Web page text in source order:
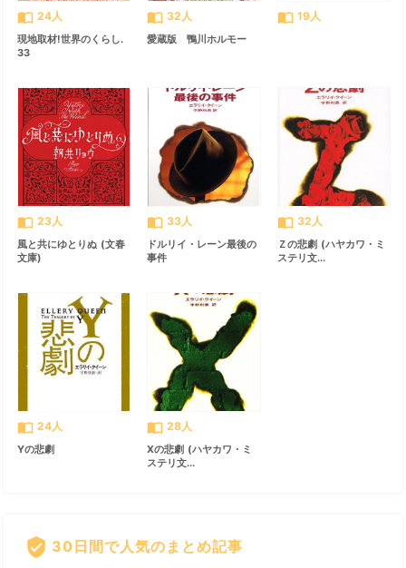
import_contacts 24人
現地取材!世界のくらし.
33
import_contacts 32人
愛蔵版 鴨川ホルモー
import_contacts 19人
import_contacts 23人
風と共にゆとりぬ (文春
文庫)
import_contacts 33人
ドルリイ・レーン最後の
事件
import_contacts 32人
Ｚの悲劇 (ハヤカワ・ミ
ステリ文...
import_contacts 24人
Yの悲劇
import_contacts 28人
Xの悲劇 (ハヤカワ・ミ
ステリ文...
verified_user 30日間で人気のまとめ記事